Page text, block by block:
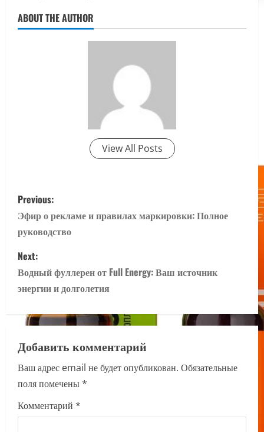
ABOUT THE AUTHOR
View All Posts
P
o
s
t
n
a
v
i
g
a
Previous:
Эфир о рекламе и правилах маркировки: Полное
руководство
Next:
Водный фуллерен от Full Energy: Ваш источник
энергии и долголетия
Добавить комментарий
Ваш адрес email не будет опубликован. Обязательные
поля помечены*
Комментарий *